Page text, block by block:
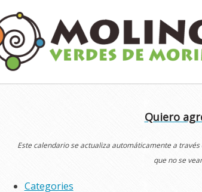
Quiero
Este calendario se actualiza automáticamente a
que no se
Categories